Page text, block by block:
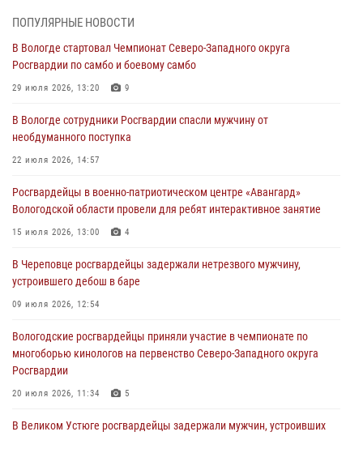
товаров из магазина
В Вологде определились победители и призеры Чемпионатов
Северо-Западного округа Росгвардии по спортивному и боевому
03 августа 2026, 08:54 1
ЗА МИНУВШУЮ НЕДЕЛЮ СОТРУДНИКАМИ ВНЕВЕДОМСТВЕННОЙ
ПРАВОНАРУШИТЕЛЯ
02 августа 2026, 10:37
нарушителя на питбайке
31 июля 2026, 06:43
ПОПУЛЯРНЫЕ НОВОСТИ
В Вологде стартовал Чемпионат Северо-Западного округа
Росгвардии по самбо и боевому самбо
29 июля 2026, 13:20 9
В Вологде сотрудники Росгвардии спасли мужчину от
необдуманного поступка
22 июля 2026, 14:57
Росгвардейцы в военно-патриотическом центре «Авангард»
Вологодской области провели для ребят интерактивное занятие
15 июля 2026, 13:00 4
В Череповце росгвардейцы задержали нетрезвого мужчину,
устроившего дебош в баре
09 июля 2026, 12:54
Вологодские росгвардейцы приняли участие в чемпионате по
многоборью кинологов на первенство Северо-Западного округа
Росгвардии
20 июля 2026, 11:34 5
В Великом Устюге росгвардейцы задержали мужчин, устроивших